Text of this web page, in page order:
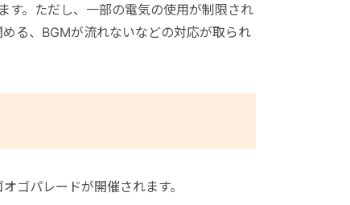
す。ただし、一部の電気の使用が制限され
る、BGMが流れないなどの対応が取られ
ゴパレードが開催されます。